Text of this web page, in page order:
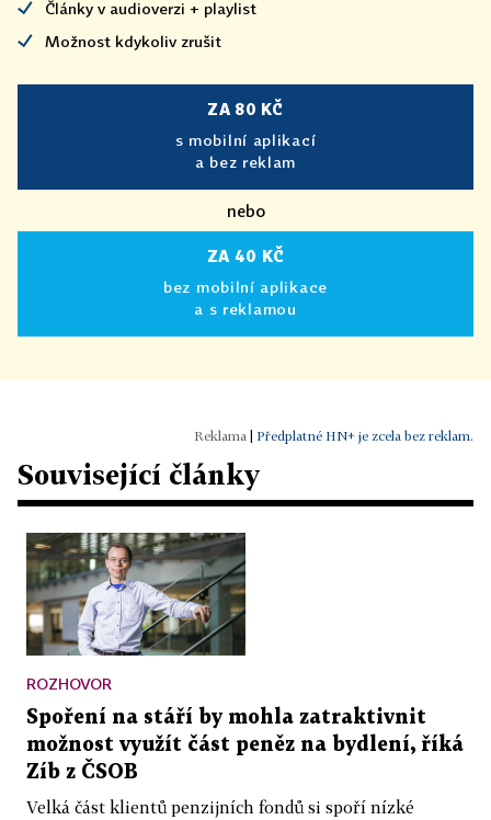
Články v audioverzi + playlist
Možnost kdykoliv zrušit
ZA 80 KČ
s mobilní aplikací
a bez reklam
nebo
ZA 40 KČ
bez mobilní aplikace
a s reklamou
| Předplatné HN+ je zcela bez reklam.
Související články
ROZHOVOR
Spoření na stáří by mohla zatraktivnit
možnost využít část peněz na bydlení, říká
Zíb z ČSOB
Velká část klientů penzijních fondů si spoří nízké